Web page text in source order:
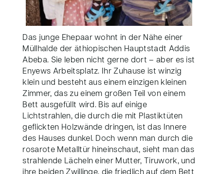
Das junge Ehepaar wohnt in der Nähe einer
Müllhalde der äthiopischen Hauptstadt Addis
Abeba. Sie leben nicht gerne dort – aber es ist
Enyews Arbeitsplatz. Ihr Zuhause ist winzig
klein und besteht aus einem einzigen kleinen
Zimmer, das zu einem großen Teil von einem
Bett ausgefüllt wird. Bis auf einige
Lichtstrahlen, die durch die mit Plastiktüten
geflickten Holzwände dringen, ist das Innere
des Hauses dunkel. Doch wenn man durch die
rosarote Metalltür hineinschaut, sieht man das
strahlende Lächeln einer Mutter, Tiruwork, und